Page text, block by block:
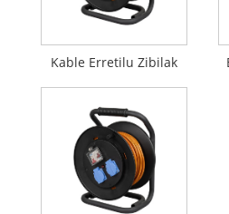
Kable Erretilu Zibilak